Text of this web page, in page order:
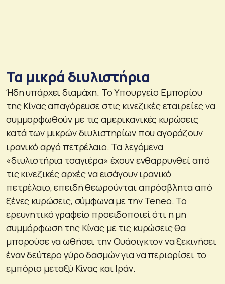
Τα μικρά διυλιστήρια
Ήδη υπάρχει διαμάχη. Το Υπουργείο Εμπορίου
της Κίνας απαγόρευσε στις κινεζικές εταιρείες να
συμμορφωθούν με τις αμερικανικές κυρώσεις
κατά των μικρών διυλιστηρίων που αγοράζουν
ιρανικό αργό πετρέλαιο. Τα λεγόμενα
«διυλιστήρια τσαγιέρα» έχουν ενθαρρυνθεί από
τις κινεζικές αρχές να εισάγουν ιρανικό
πετρέλαιο, επειδή θεωρούνται απρόσβλητα από
ξένες κυρώσεις, σύμφωνα με την Teneo. Το
ερευνητικό γραφείο προειδοποιεί ότι η μη
συμμόρφωση της Κίνας με τις κυρώσεις θα
μπορούσε να ωθήσει την Ουάσιγκτον να ξεκινήσει
έναν δεύτερο γύρο δασμών για να περιορίσει το
εμπόριο μεταξύ Κίνας και Ιράν.